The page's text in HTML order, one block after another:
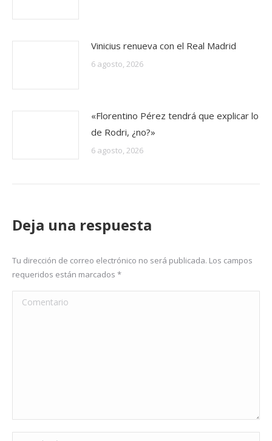
Vinicius renueva con el Real Madrid
6 agosto, 2026
«Florentino Pérez tendrá que explicar lo
de Rodri, ¿no?»
6 agosto, 2026
Deja una respuesta
Tu dirección de correo electrónico no será publicada. Los campos
requeridos están marcados *
Comentario